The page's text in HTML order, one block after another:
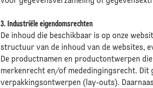
3. Industriële eigendomsrechten
De inhoud die beschikbaar is op onze
structuur van de inhoud van de websites,
De productnamen en productontwerpen
merkenrecht en/of mededingingsrecht. Dit
verpakkingsontwerpen (lay-outs).